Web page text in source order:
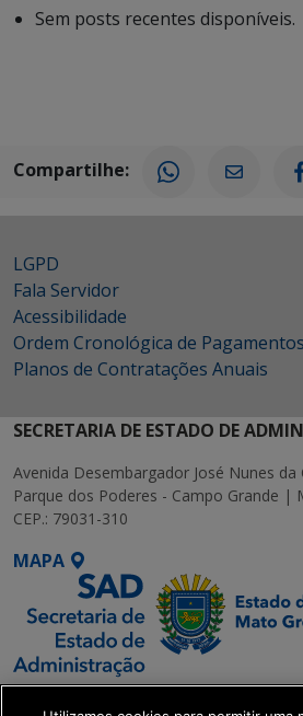
Sem posts recentes disponíveis.
Compartilhe:
LGPD
Fala Servidor
Acessibilidade
Ordem Cronológica de Pagamentos
Planos de Contratações Anuais
SECRETARIA DE ESTADO DE
Avenida Desembargador José Nunes da
Parque dos Poderes - Campo Grande |
CEP.: 79031-310
MAPA